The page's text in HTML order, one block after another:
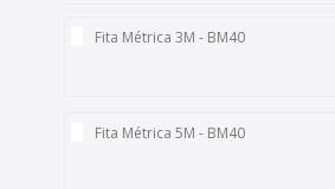
Fita Métrica 3M - BM40
Fita Métrica 5M - BM40